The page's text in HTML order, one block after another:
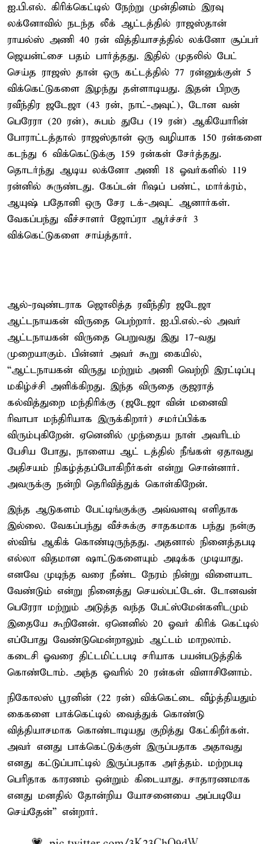
ஐ.பி.எல். கிரிக்கெட்டில் நேற்று முன்தினம் இரவு
லக்னோவில் நடந்த லீக் ஆட்டத்தில் ராஜஸ்தான்
ராயல்ஸ் அணி 40 ரன் வித்தியாசத்தில் லக்னோ சூப்பர்
ஜெயன்ட்சை பதம் பார்த்தது. இதில் முதலில் பேட்
செய்த ராஜஸ் தான் ஒரு கட்டத்தில் 77 ரன்னுக்குள் 5
விக்கெட்டுகளை இழந்து தள்ளாடியது. இதன் பிறகு
ரவீந்திர ஜடேஜா (43 ரன், நாட்-அவுட்), டோன வன்
பெரேரா (20 ரன்), சுபம் துபே (19 ரன்) ஆகியோரின்
போராட்டத்தால் ராஜஸ்தான் ஒரு வழியாக 150 ரன்களை
கடந்து 6 விக்கெட்டுக்கு 159 ரன்கள் சேர்த்தது.
தொடர்ந்து ஆடிய லக்னோ அணி 18 ஓவர்களில் 119
ரன்னில் சுருண்டது. கேப்டன் ரிஷப் பண்ட், மார்க்ரம்,
ஆயுஷ் பதோனி ஒரு சேர டக்-அவுட் ஆனார்கள்.
வேகப்பந்து வீச்சாளர் ஜோப்ரா ஆர்ச்சர் 3
விக்கெட்டுகளை சாய்த்தார்.
ஆல்-ரவுண்டராக ஜொலித்த ரவீந்திர ஜடேஜா
ஆட்டநாயகன் விருதை பெற்றார். ஐ.பி.எல்.-ல் அவர்
ஆட்டநாயகன் விருதை பெறுவது இது 17-வது
முறையாகும். பின்னர் அவர் கூறு கையில்,
“ஆட்டநாயகன் விருது மற்றும் அணி வெற்றி இரட்டிப்பு
மகிழ்ச்சி அளிக்கிறது. இந்த விருதை குஜராத்
கல்வித்துறை மந்திரிக்கு (ஜடேஜா வின் மனைவி
ரிவாபா மந்திரியாக இருக்கிறார்) சமர்ப்பிக்க
விரும்புகிறேன். ஏனெனில் முந்தைய நாள் அவரிடம்
பேசிய போது, நாளைய ஆட் டத்தில் நீங்கள் ஏதாவது
அதிசயம் நிகழ்த்தப்போகிறீர்கள் என்று சொன்னார்.
அவருக்கு நன்றி தெரிவித்துக் கொள்கிறேன்.
இந்த ஆடுகளம் பேட்டிங்குக்கு அவ்வளவு எளிதாக
இல்லை. வேகப்பந்து வீச்சுக்கு சாதகமாக பந்து நன்கு
ஸ்விங் ஆகிக் கொண்டிருந்தது. அதனால் நினைத்தபடி
எல்லா விதமான ஷாட்டுகளையும் அடிக்க முடியாது.
எனவே முடிந்த வரை நீண்ட நேரம் நின்று விளையாட
வேண்டும் என்று நினைத்து செயல்பட்டேன். டோனவன்
பெரேரா மற்றும் அடுத்த வந்த பேட்ஸ்மேன்களிடமும்
இதையே கூறினேன். ஏனெனில் 20 ஓவர் கிரிக் கெட்டில்
எப்போது வேண்டுமென்றாலும் ஆட்டம் மாறலாம்.
கடைசி ஓவரை திட்டமிட்டபடி சரியாக பயன்படுத்திக்
கொண்டோம். அந்த ஓவரில் 20 ரன்கள் விளாசினோம்.
நிகோலஸ் பூரனின் (22 ரன்) விக்கெட்டை வீழ்த்தியதும்
கைகளை பாக்கெட்டில் வைத்துக் கொண்டு
வித்தியாசமாக கொண்டாடியது குறித்து கேட்கிறீர்கள்.
அவர் எனது பாக்கெட்டுக்குள் இருப்பதாக அதாவது
எனது கட்டுப்பாட்டில் இருப்பதாக அர்த்தம். மற்றபடி
பெரிதாக காரணம் ஒன்றும் கிடையாது. சாதாரணமாக
எனது மனதில் தோன்றிய யோசனையை அப்படியே
செய்தேன்” என்றார்.